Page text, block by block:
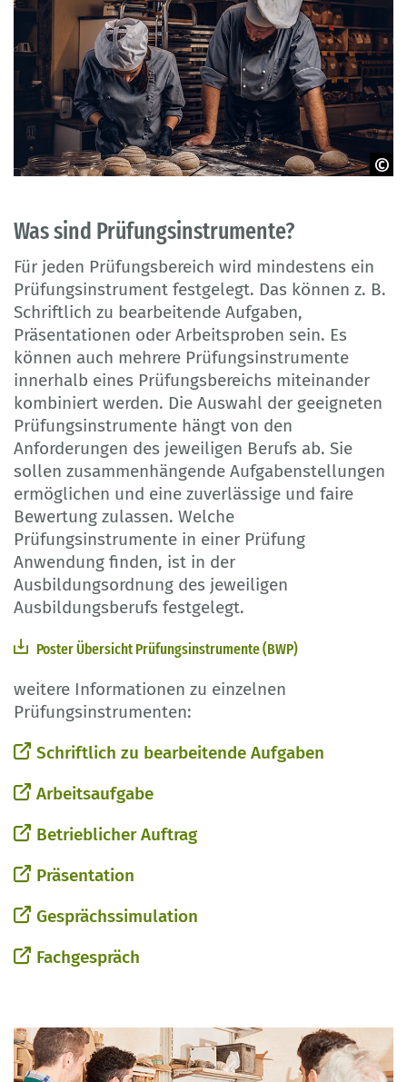
Was sind Prüfungsinstrumente?
Für jeden Prüfungsbereich wird mindestens ein
Prüfungsinstrument festgelegt. Das können z. B.
Schriftlich zu bearbeitende Aufgaben,
Präsentationen oder Arbeitsproben sein. Es
können auch mehrere Prüfungsinstrumente
innerhalb eines Prüfungsbereichs miteinander
kombiniert werden. Die Auswahl der geeigneten
Prüfungsinstrumente hängt von den
Anforderungen des jeweiligen Berufs ab. Sie
sollen zusammenhängende Aufgabenstellungen
ermöglichen und eine zuverlässige und faire
Bewertung zulassen. Welche
Prüfungsinstrumente in einer Prüfung
Anwendung finden, ist in der
Ausbildungsordnung des jeweiligen
Ausbildungsberufs festgelegt.
Poster Übersicht Prüfungsinstrumente (BWP)
weitere Informationen zu einzelnen
Prüfungsinstrumenten:
Schriftlich zu bearbeitende Aufgaben
Arbeitsaufgabe
Betrieblicher Auftrag
Präsentation
Gesprächssimulation
Fachgespräch